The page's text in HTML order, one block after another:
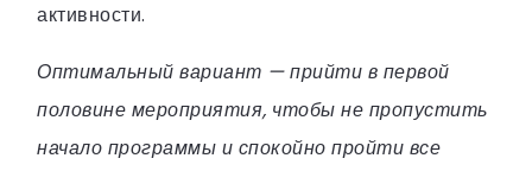
активности.
Оптимальный вариант — прийти в первой
половине мероприятия, чтобы не пропустить
начало программы и спокойно пройти все